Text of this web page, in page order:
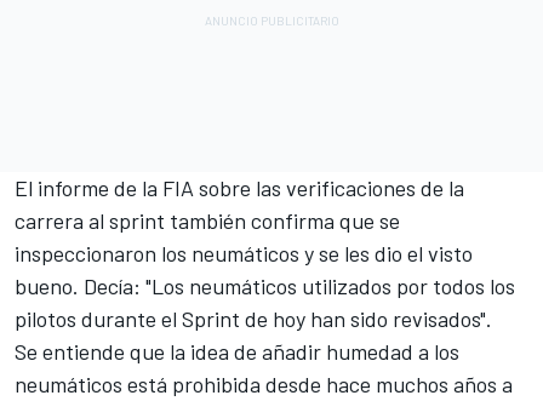
El informe de la FIA sobre las verificaciones de la
carrera al sprint también confirma que se
inspeccionaron los neumáticos y se les dio el visto
bueno. Decía: "Los neumáticos utilizados por todos los
pilotos durante el Sprint de hoy han sido revisados".
Se entiende que la idea de añadir humedad a los
neumáticos está prohibida desde hace muchos años a